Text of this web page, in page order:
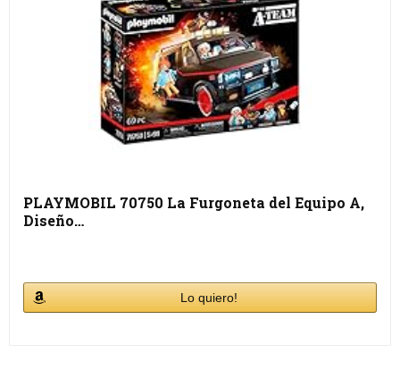
PLAYMOBIL 70750 La Furgoneta del Equipo A,
Diseño…
Lo quiero!